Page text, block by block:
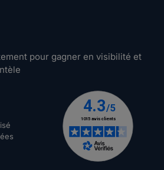
pour gagner en visibilité et